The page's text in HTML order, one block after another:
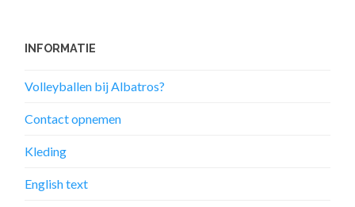
INFORMATIE
Volleyballen bij Albatros?
Contact opnemen
Kleding
English text